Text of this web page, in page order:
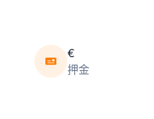
€
押金